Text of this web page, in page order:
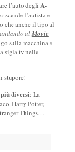
l’auto degli A-
scende l’autista e
che anche il tipo al
alMovie
sulla macchina e
sigla tv nelle
stupore!
diversi: La
Harry Potter,
Things…